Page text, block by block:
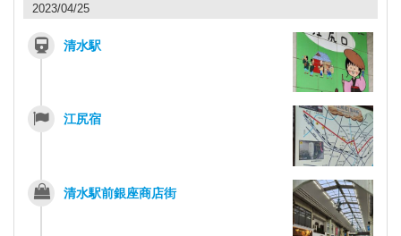
2023/04/25
清水駅
江尻宿
清水駅前銀座商店街